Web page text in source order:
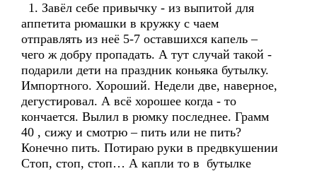
1. Завёл себе привычку - из выпитой для
аппетита рюмашки в кружку с чаем
отправлять из неё 5-7 оставшихся капель –
чего ж добру пропадать. А тут случай такой -
подарили дети на праздник коньяка бутылку.
Импортного. Хороший. Недели две, наверное,
дегустировал. А всё хорошее когда - то
кончается. Вылил в рюмку последнее. Грамм
40 , сижу и смотрю – пить или не пить?
Конечно пить. Потираю руки в предвкушении
Стоп, стоп, стоп… А капли то в бутылке